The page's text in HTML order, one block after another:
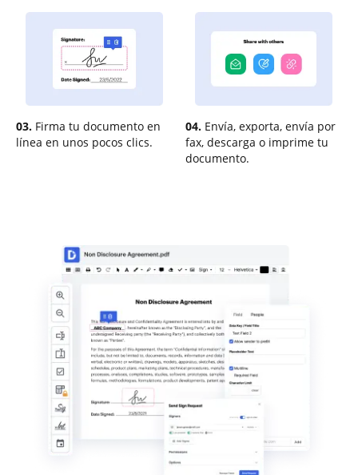
03. Firma tu documento en
línea en unos pocos clics.
04. Envía, exporta, envía por
fax, descarga o imprime tu
documento.